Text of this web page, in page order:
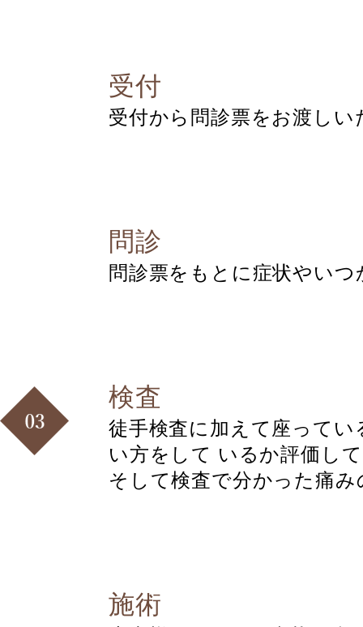
受付
受付から問診票をお渡し
問診
問診票をもとに症状やい
検査
徒手検査に加えて座って
い方をして いるか評価し
そして検査で分かった痛
施術